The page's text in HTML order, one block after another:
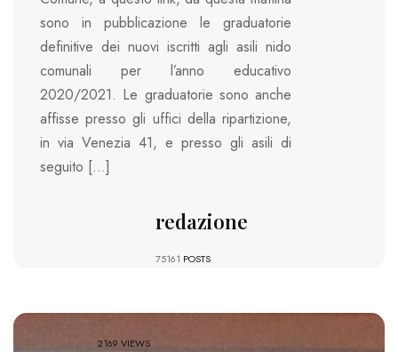
sono in pubblicazione le graduatorie
definitive dei nuovi iscritti agli asili nido
comunali per l’anno educativo
2020/2021. Le graduatorie sono anche
affisse presso gli uffici della ripartizione,
in via Venezia 41, e presso gli asili di
seguito […]
redazione
75161 POSTS
2169 VIEWS